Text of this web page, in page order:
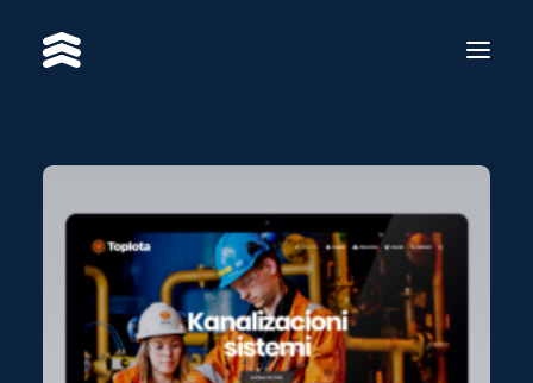
USLUGE
RE·BRAND
O NAMA
KONTAKT